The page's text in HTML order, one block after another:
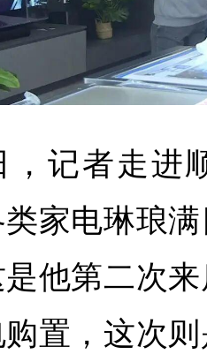
，记者走进
家电琳琅
他第二次
置，这次